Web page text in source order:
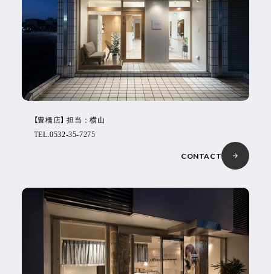
【豊橋店】 担当：横山
TEL.0532-35-7275
CONTACT